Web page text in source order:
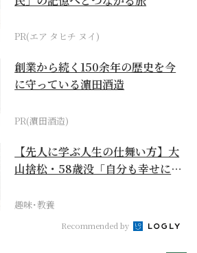
PR(エア タヒチ ヌイ)
創業から続く150余年の歴史を今
に守っている濵田酒造
PR(濵田酒造)
【先人に学ぶ人生の仕舞い方】大
山捨松・58歳没「自分も幸せにな
趣味･教養
Recommended by